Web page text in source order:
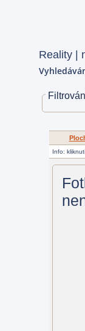
Reality |
Info: